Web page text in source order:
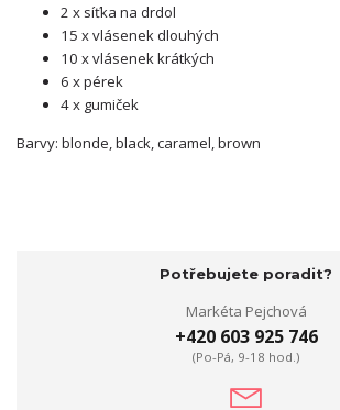
2 x síťka na drdol
15 x vlásenek dlouhých
10 x vlásenek krátkých
6 x pérek
4 x gumiček
Barvy: blonde, black, caramel, brown
Potřebujete poradit?
Markéta Pejchová
+420 603 925 746
(Po-Pá, 9-18 hod.)